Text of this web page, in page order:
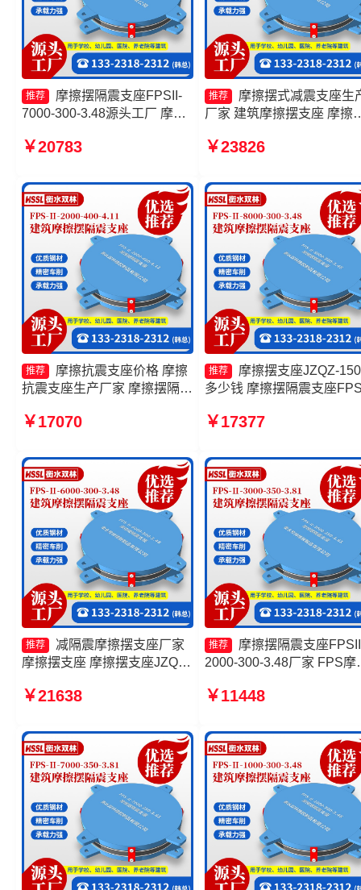
推荐
摩擦摆隔震支座FPSII-
7000-300-3.48源头工厂 摩擦
4.11源头工厂 摩擦摆隔震支座
厂 摩擦摆隔震支座FPSII-
4000-300-3.48生产厂家
￥20783
推荐
摩擦摆式减震支座生
厂家 建筑摩擦摆支座 摩擦
FPSII-2000-400-4.11厂家
￥23826
推荐
摩擦抗震支座价格 摩擦
抗震支座生产厂家 摩擦摆隔震
头工厂 摩擦抗震支座价格
￥17070
推荐
摩擦摆支座JZQZ-
多少钱 摩擦摆隔震支座
摆隔震支座FPSII-10000-
FPSII-3000-350-3.81厂家
￥17377
推荐
减隔震摩擦摆支座厂家
摩擦摆支座 摩擦摆支座JZQZ-
座生产厂家
￥21638
推荐
摩擦摆隔震支座
2000-300-3.48厂家 FPS摩
FPS-Ⅱ-2000-500-3.8 摩擦
3.81生产厂家
￥11448